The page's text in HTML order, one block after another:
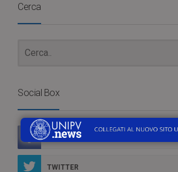
Cerca
Social Box
FACEBOOK
TWITTER